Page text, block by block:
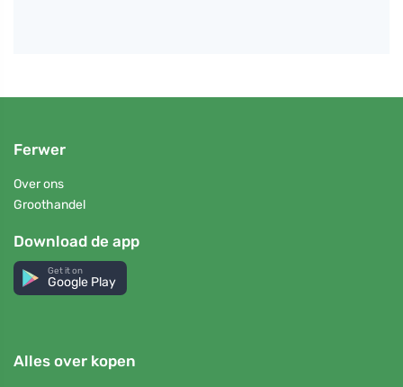
Ferwer
Over ons
Groothandel
Download de app
Get it on
Google Play
Alles over kopen